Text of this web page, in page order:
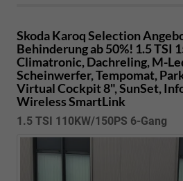
Skoda KaroqSelection
Behinderung ab 50%! 1.5 TSI
Climatronic, Dachreling, M-
Scheinwerfer, Tempomat,
Virtual Cockpit 8", SunSet,
Wireless SmartLink
1.5 TSI 110KW/150PS 6-Gang